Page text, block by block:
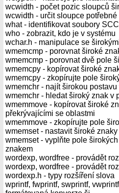
wcwidth - počet pozic sloupců
wcwidth - určit sloupce
what - identifikovat soubory
who - zobrazit, kdo je v systému
wchar.h - manipulace se
wmemcmp - porovnat široké
wmemcmp - porovnat dvě pole
wmemcpy - kopírovat široké
wmemcpy - zkopírujte pole
wmemchr - najít širokou postavu
wmemchr - hledat široký znak v
wmemmove - kopírovat široké
překrývajícími se oblastmi
wmemmove - zkopírujte pole
wmemset - nastavit široké znaky
wmemset - vyplňte pole
znakem
wordexp, wordfree - provádět
wordexp, wordfree - provádět
wordexp.h - typy rozšíření slova
wprintf, fwprintf, swprintf,